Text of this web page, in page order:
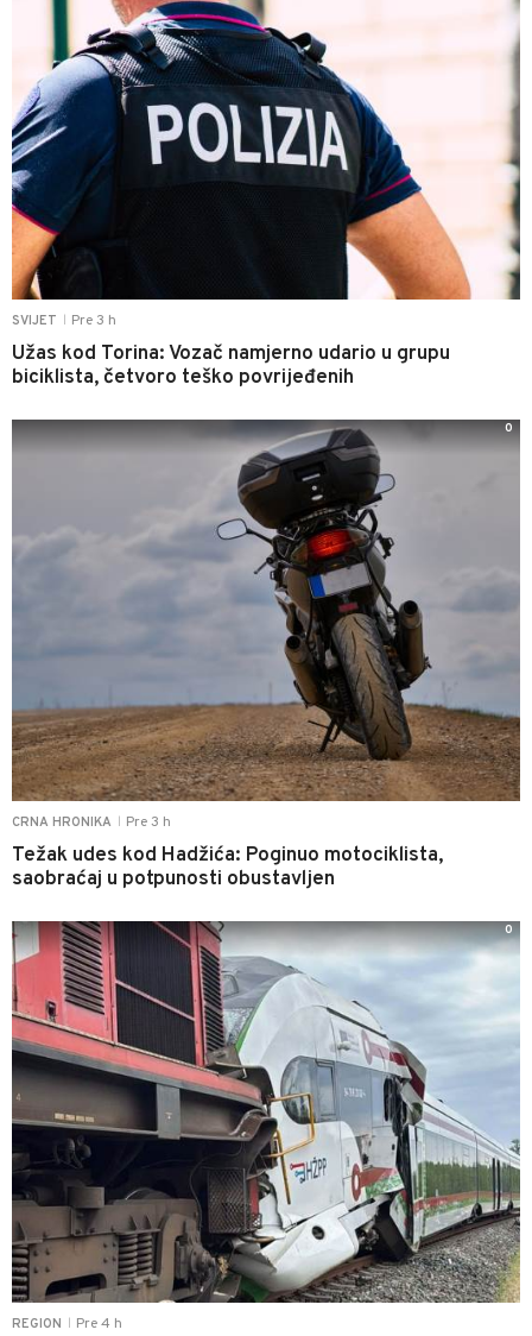
SVIJET Pre 3 h
Užas kod Torina: Vozač namjerno udario u grupu
biciklista, četvoro teško povrijeđenih
CRNA HRONIKA Pre 3 h
Težak udes kod Hadžića: Poginuo motociklista,
saobraćaj u potpunosti obustavljen
0
REGION Pre 4 h
0